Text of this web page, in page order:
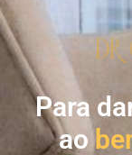
Para
ao